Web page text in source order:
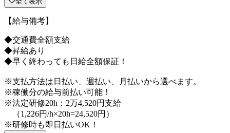
【給与備考】
◆交通費全額支給
◆昇給あり
◆早く終わっても日給全額保証！
※支払方法は日払い、週払い、月払いから選べます。
※稼働分の給与前払い可能！
※法定研修20h：2万4,520円支給
（1,226円/h×20h=24,520円）
※研修時も即日払いOK！